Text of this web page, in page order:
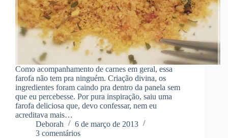
Como acompanhamento de carnes em geral, essa
farofa não tem pra ninguém. Criação divina, os
ingredientes foram caindo pra dentro da panela sem
que eu percebesse. Por pura inspiração, saiu uma
farofa deliciosa que, devo confessar, nem eu
acreditava mais…
Deborah
6 de março de 2013
3 comentários